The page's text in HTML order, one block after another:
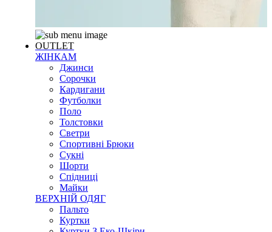
OUTLET
ЖІНКАМ
Джинси
Сорочки
Кардигани
Футболки
Поло
Толстовки
Светри
Спортивні Брюки
Сукні
Шорти
Спідниці
Майки
ВЕРХНІЙ ОДЯГ
Пальто
Куртки